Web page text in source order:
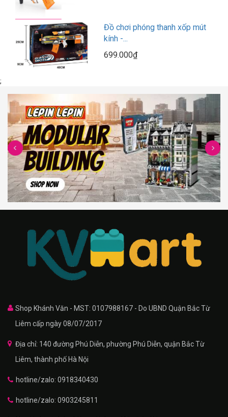
Đồ chơi phóng thanh xốp mút
kính -...
699.000₫
;
Shop Khánh Văn - MST: 0107988167 - Do UBND Quận Bắc Từ
Liêm cấp ngày 08/07/2017
Địa chỉ: 140 đường Phú Diễn, phường Phú Diễn, quận Bắc Từ
Liêm, thành phố Hà Nội
hotline/zalo: 0918340430
hotline/zalo: 0903245811